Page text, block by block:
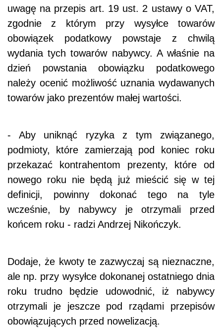
uwagę na przepis art. 19 ust. 2 ustawy o VAT,
zgodnie z którym przy wysyłce towarów
obowiązek podatkowy powstaje z chwilą
wydania tych towarów nabywcy. A właśnie na
dzień powstania obowiązku podatkowego
należy ocenić możliwość uznania wydawanych
towarów jako prezentów małej wartości.
- Aby uniknąć ryzyka z tym związanego,
podmioty, które zamierzają pod koniec roku
przekazać kontrahentom prezenty, które od
nowego roku nie będą już mieścić się w tej
definicji, powinny dokonać tego na tyle
wcześnie, by nabywcy je otrzymali przed
końcem roku - radzi Andrzej Nikończyk.
Dodaje, że kwoty te zazwyczaj są nieznaczne,
ale np. przy wysyłce dokonanej ostatniego dnia
roku trudno będzie udowodnić, iż nabywcy
otrzymali je jeszcze pod rządami przepisów
obowiązujących przed nowelizacją.